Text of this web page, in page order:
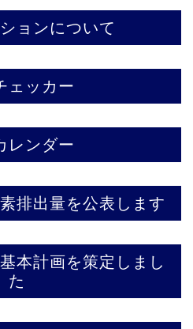
ョンについて
ェッカー
レンダー
排出量を公表します
本計画を策定しまし
た